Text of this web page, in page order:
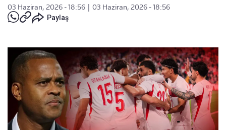
03 Haziran, 2026 - 18:56
03 Haziran, 2026 - 18:56
Paylaş